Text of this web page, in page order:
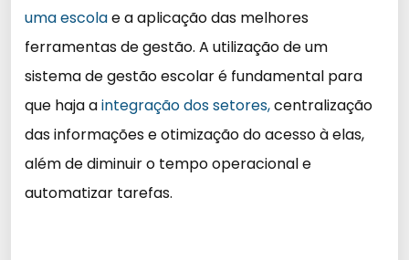
uma escolae a aplicação das melhores
ferramentas de gestão. A utilização de um
sistema de gestão escolar é fundamental para
que haja aintegração dos setores,centralização
das informações e otimização do acesso à elas,
além de diminuir o tempo operacional e
automatizar tarefas.